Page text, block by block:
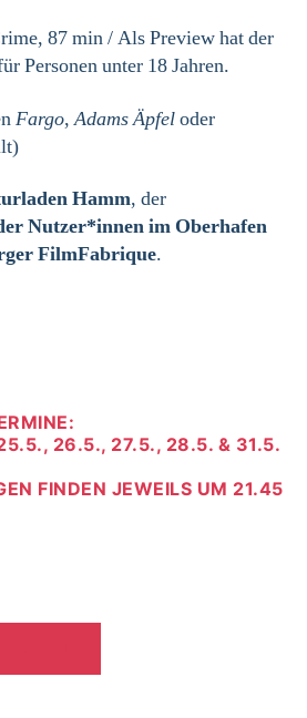
87 min / Als Preview hat der
Personen unter 18 Jahren.
Fargo,Adams Äpfeloder
Hamm, der
Nutzer*innen im Oberhafen
FilmFabrique.
26.5., 27.5., 28.5. & 31.5.
FINDEN JEWEILS UM 21.45